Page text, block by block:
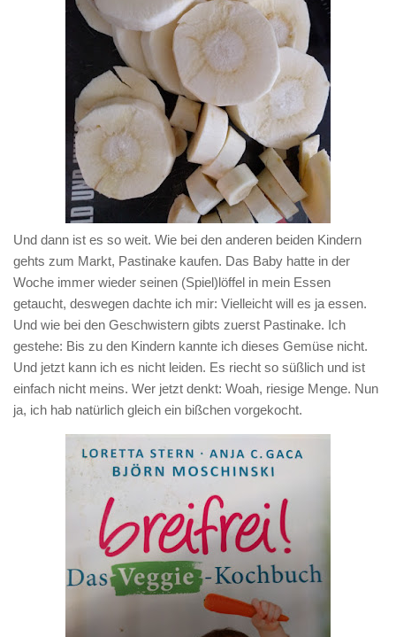
Und dann ist es so weit. Wie bei den anderen beiden Kindern
gehts zum Markt, Pastinake kaufen. Das Baby hatte in der
Woche immer wieder seinen (Spiel)löffel in mein Essen
getaucht, deswegen dachte ich mir: Vielleicht will es ja essen.
Und wie bei den Geschwistern gibts zuerst Pastinake. Ich
gestehe: Bis zu den Kindern kannte ich dieses Gemüse nicht.
Und jetzt kann ich es nicht leiden. Es riecht so süßlich und ist
einfach nicht meins. Wer jetzt denkt: Woah, riesige Menge. Nun
ja, ich hab natürlich gleich ein bißchen vorgekocht.